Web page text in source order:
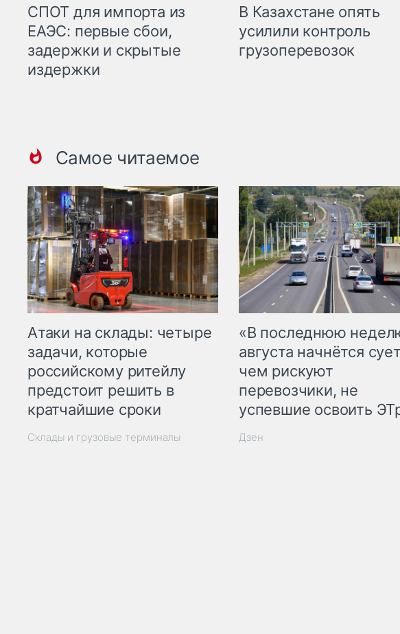
СПОТ для импорта из
ЕАЭС: первые сбои,
задержки и скрытые
издержки
В Казахстане опять
усилили контроль
грузоперевозок
Самое читаемое
Атаки на склады: четыре
задачи, которые
российскому ритейлу
предстоит решить в
кратчайшие сроки
Склады и грузовые терминалы
«В последнюю
августа начнётся
чем рискуют
перевозчики, не
успевшие освоить
Дзен